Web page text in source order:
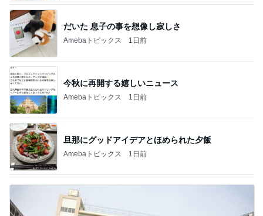
だいた 息子の事を想像し寂しさ
Amebaトピックス 1日前
今秋に再開する嬉しいニュース
Amebaトピックス 1日前
旦那にグッドアイデアとほめられた夕飯
Amebaトピックス 1日前